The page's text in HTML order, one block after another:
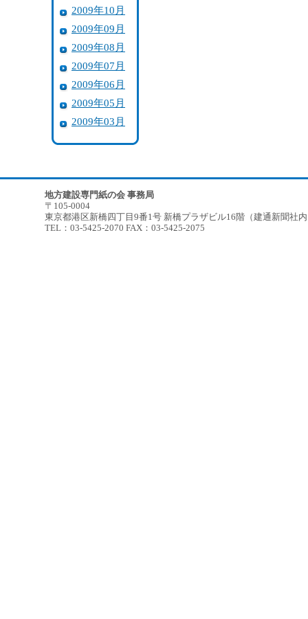
2009年10月
2009年09月
2009年08月
2009年07月
2009年06月
2009年05月
2009年03月
地方建設専門紙の会 事務局
〒105-0004
東京都港区新橋四丁目9番1号 新橋プラザビル16階（建通新聞社
TEL：03-5425-2070 FAX：03-5425-2075